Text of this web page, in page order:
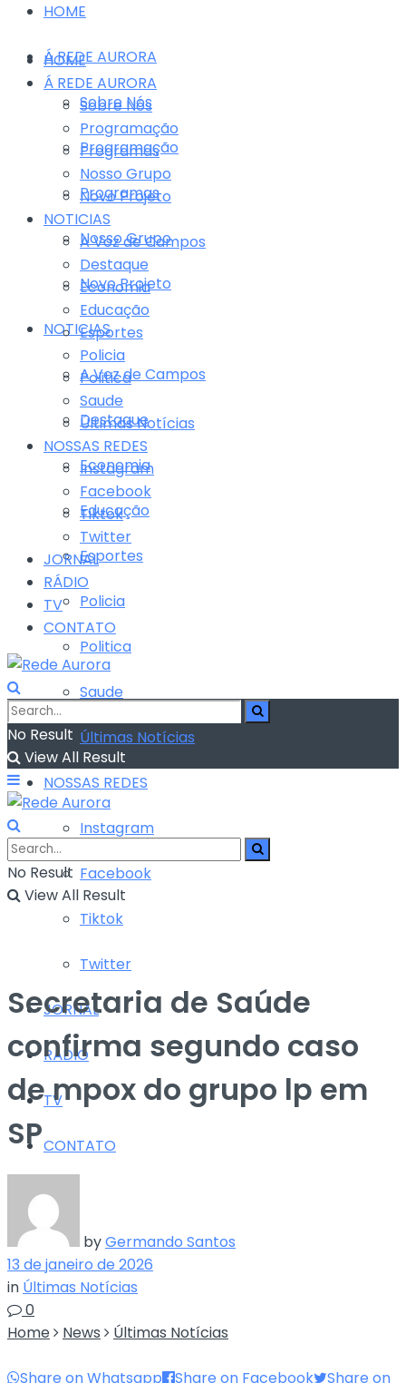
HOME
Á REDE AURORA
Sobre Nós
Programação
Programas
Nosso Grupo
Novo Projeto
NOTICIAS
A Voz de Campos
Destaque
Economia
Educação
Esportes
Policia
Politica
Saude
Últimas Notícias
NOSSAS REDES
Instagram
Facebook
Tiktok
Twitter
JORNAL
RÁDIO
TV
CONTATO
HOME
Á REDE AURORA
Sobre Nós
Programação
Programas
Nosso Grupo
Novo Projeto
NOTICIAS
A Voz de Campos
Destaque
Economia
Educação
Esportes
Policia
Politica
Saude
Últimas Notícias
NOSSAS REDES
Instagram
Facebook
Tiktok
Twitter
JORNAL
RÁDIO
TV
CONTATO
No Result
View All Result
No Result
View All Result
Secretaria de Saúde
confirma segundo caso
de mpox do grupo lp em
SP
byGermando Santos
13 de janeiro de 2026
in Últimas Notícias
0
Home
News Últimas Notícias
Share on Whatsapp Share on Facebook Share on